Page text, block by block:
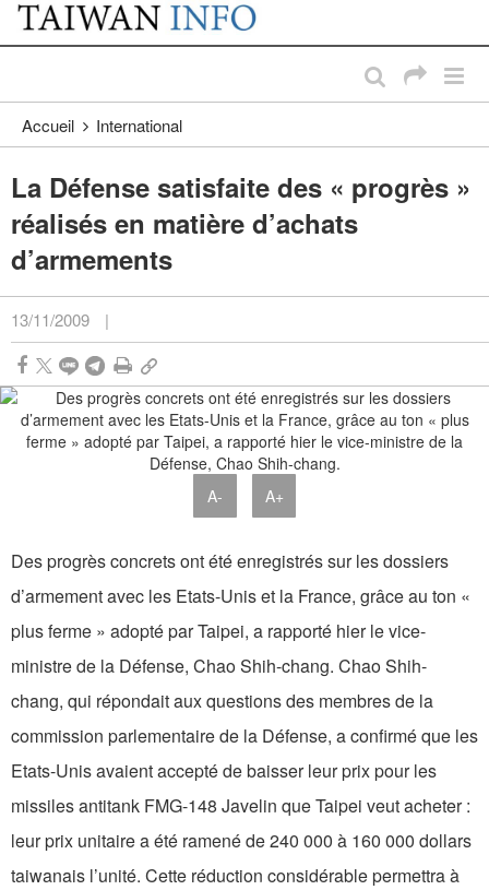
Passer au contenu principal
:::
Accueil International
La Défense satisfaite des « progrès »
réalisés en matière d’achats
d’armements
13/11/2009 |
A- A+
Des progrès concrets ont été enregistrés sur les dossiers
d’armement avec les Etats-Unis et la France, grâce au ton «
plus ferme » adopté par Taipei, a rapporté hier le vice-
ministre de la Défense, Chao Shih-chang. Chao Shih-
chang, qui répondait aux questions des membres de la
commission parlementaire de la Défense, a confirmé que les
Etats-Unis avaient accepté de baisser leur prix pour les
missiles antitank FMG-148 Javelin que Taipei veut acheter :
leur prix unitaire a été ramené de 240 000 à 160 000 dollars
taiwanais l’unité. Cette réduction considérable permettra à